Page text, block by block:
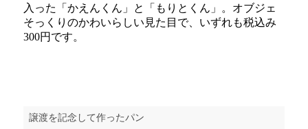
入った「かえんくん」と「もりとくん」。オブジェ
そっくりのかわいらしい見た目で、いずれも税込み
300円です。
譲渡を記念して作ったパン